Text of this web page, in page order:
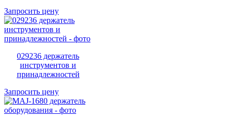
Запросить цену
029236 держатель
инструментов и
принадлежностей
Запросить цену